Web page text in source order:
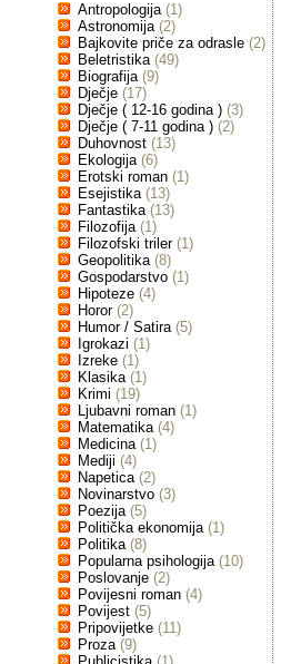
Antropologija (1)
Astronomija (2)
Bajkovite priče za odrasle (2)
Beletristika (49)
Biografija (9)
Dječje (17)
Dječje ( 12-16 godina ) (3)
Dječje ( 7-11 godina ) (2)
Duhovnost (13)
Ekologija (6)
Erotski roman (1)
Esejistika (13)
Fantastika (13)
Filozofija (1)
Filozofski triler (1)
Geopolitika (8)
Gospodarstvo (1)
Hipoteze (4)
Horor (2)
Humor / Satira (5)
Igrokazi (1)
Izreke (1)
Klasika (1)
Krimi (19)
Ljubavni roman (1)
Matematika (4)
Medicina (1)
Mediji (4)
Napetica (2)
Novinarstvo (3)
Poezija (5)
Politička ekonomija (1)
Politika (8)
Popularna psihologija (10)
Poslovanje (2)
Povijesni roman (4)
Povijest (5)
Pripovijetke (11)
Proza (9)